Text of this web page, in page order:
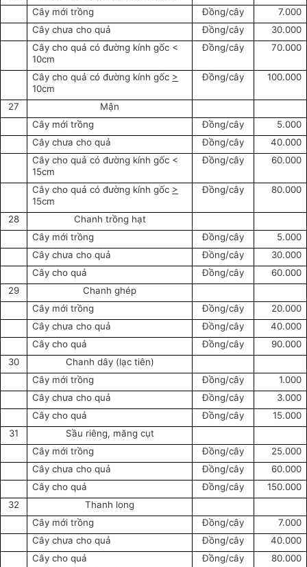
Cây mới trồng
Đồng/cây
7.000
Cây chưa cho quả
Đồng/cây
30.000
Cây cho quả có đường kính gốc <
10cm
Đồng/cây 70.000
Cây cho quả có đường kính gốc >
10cm
Đồng/cây 100.000
27
Mận
Cây mới trồng
Đồng/cây
5.000
Cây chưa cho quả
Đồng/cây
40.000
Cây cho quả có đường kính gốc <
15cm
Đồng/cây 60.000
Cây cho quả có đường kính gốc >
15cm
Đồng/cây 80.000
28
Chanh trồng hạt
Cây mới trồng
Đồng/cây
5.000
Cây chưa cho quả
Đồng/cây
30.000
Cây cho quả
Đồng/cây
60.000
29
Chanh ghép
Cây mới trồng
Đồng/cây
20.000
Cây chưa cho quả
Đồng/cây
40.000
Cây cho quả
Đồng/cây
90.000
30
Chanh dây (lạc tiên)
Cây mới trồng
Đồng/cây
1.000
Cây chưa cho quả
Đồng/cây
3.000
Cây cho quả
Đồng/cây
15.000
31
Sầu riêng, măng cụt
Cây mới trồng
Đồng/cây
25.000
Cây chưa cho quả
Đồng/cây
60.000
Cây cho quả
Đồng/cây
150.000
32
Thanh long
Cây mới trồng
Đồng/cây
7.000
Cây chưa cho quả
Đồng/cây
40.000
Cây cho quả
Đồng/cây
80.000